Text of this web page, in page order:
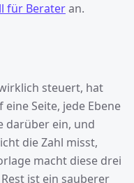
für Berateran.
steuert, hat
Seite, jede Ebene
darüber ein, und
die Zahl misst,
macht diese drei
ist ein sauberer